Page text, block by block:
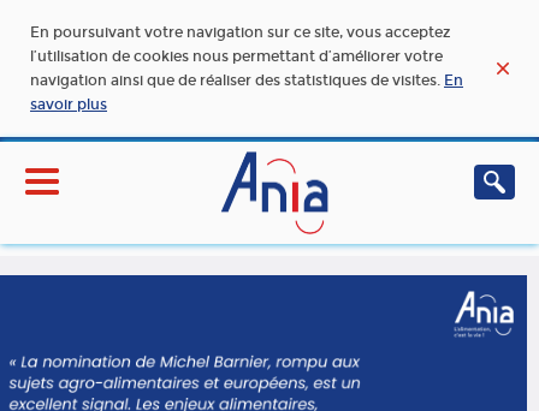
En poursuivant votre navigation sur ce site, vous acceptez
l’utilisation de cookies nous permettant d’améliorer votre
navigation ainsi que de réaliser des statistiques de visites. En
savoir plus